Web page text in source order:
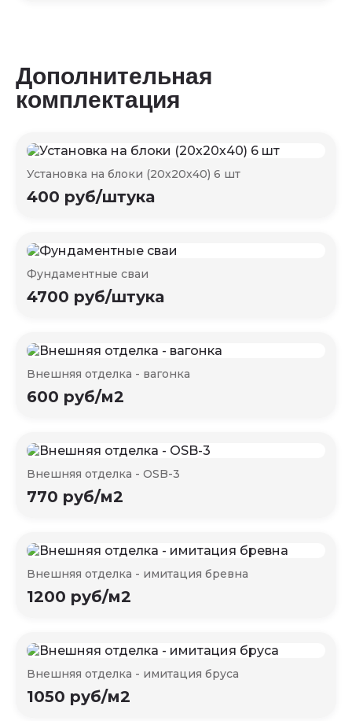
Дополнительная
комплектация
Установка на блоки (20х20х40) 6 шт
400 руб/штука
Фундаментные сваи
4700 руб/штука
Внешняя отделка - вагонка
600 руб/м2
Внешняя отделка - OSB-3
770 руб/м2
Внешняя отделка - имитация бревна
1200 руб/м2
Внешняя отделка - имитация бруса
1050 руб/м2